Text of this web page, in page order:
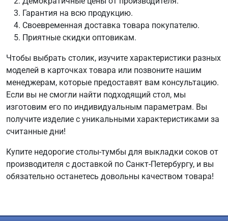
Гарантия на всю продукцию.
Своевременная доставка товара покупателю.
Приятные скидки оптовикам.
Чтобы выбрать столик, изучите характеристики разных
моделей в карточках товара или позвоните нашим
менеджерам, которые предоставят вам консультацию.
Если вы не смогли найти подходящий стол, мы
изготовим его по индивидуальным параметрам. Вы
получите изделие с уникальными характеристиками за
считанные дни!
Купите недорогие столы-тумбы для выкладки соков от
производителя с доставкой по Санкт-Петербургу, и вы
обязательно останетесь довольны качеством товара!